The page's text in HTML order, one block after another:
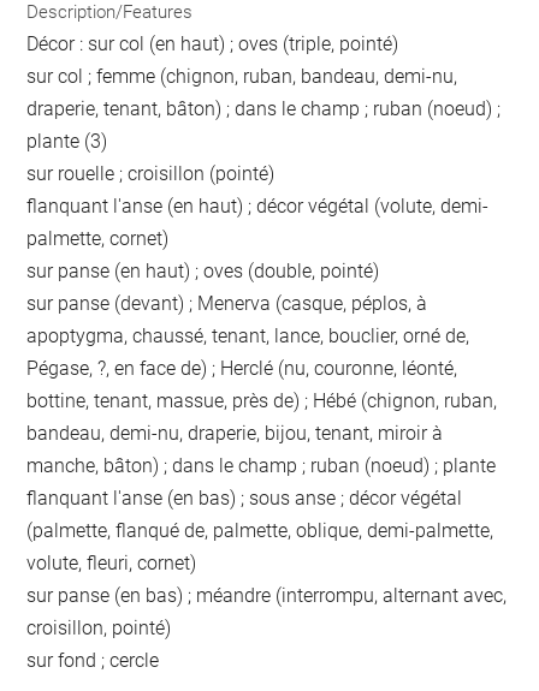
Description/Features
Décor : sur col (en haut) ; oves (triple, pointé)
sur col ; femme (chignon, ruban, bandeau, demi-nu,
draperie, tenant, bâton) ; dans le champ ; ruban (noeud) ;
plante (3)
sur rouelle ; croisillon (pointé)
flanquant l'anse (en haut) ; décor végétal (volute, demi-
palmette, cornet)
sur panse (en haut) ; oves (double, pointé)
sur panse (devant) ; Menerva (casque, péplos, à
apoptygma, chaussé, tenant, lance, bouclier, orné de,
Pégase, ?, en face de) ; Herclé (nu, couronne, léonté,
bottine, tenant, massue, près de) ; Hébé (chignon, ruban,
bandeau, demi-nu, draperie, bijou, tenant, miroir à
manche, bâton) ; dans le champ ; ruban (noeud) ; plante
flanquant l'anse (en bas) ; sous anse ; décor végétal
(palmette, flanqué de, palmette, oblique, demi-palmette,
volute, fleuri, cornet)
sur panse (en bas) ; méandre (interrompu, alternant avec,
croisillon, pointé)
sur fond ; cercle